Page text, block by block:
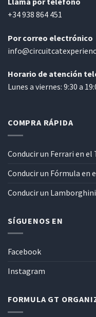
+34 938 864 451
Por correo electrónico
Horario de atención
Lunes a viernes: 9:30 a
COMPRA RÁPIDA
Conducir un Ferrari en el
Conducir un Fórmula en
Conducir un
SÍGUENOS EN
Facebook
Instagram
FORMULA GT